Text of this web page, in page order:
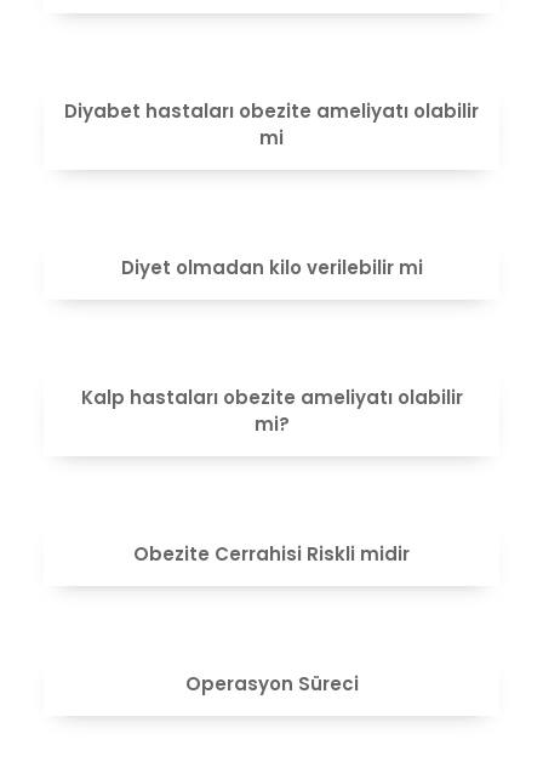
Diyabet hastaları obezite ameliyatı olabilir
mi
Diyet olmadan kilo verilebilir mi
Kalp hastaları obezite ameliyatı olabilir
mi?
Obezite Cerrahisi Riskli midir
Operasyon Süreci